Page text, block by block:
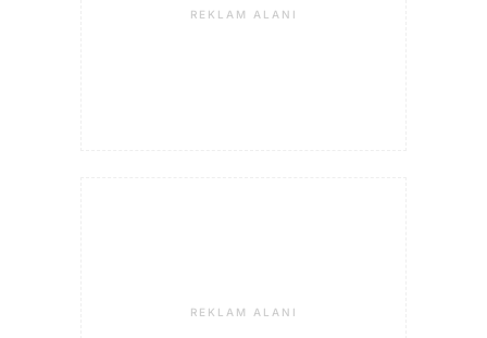
REKLAM ALANI
REKLAM ALANI